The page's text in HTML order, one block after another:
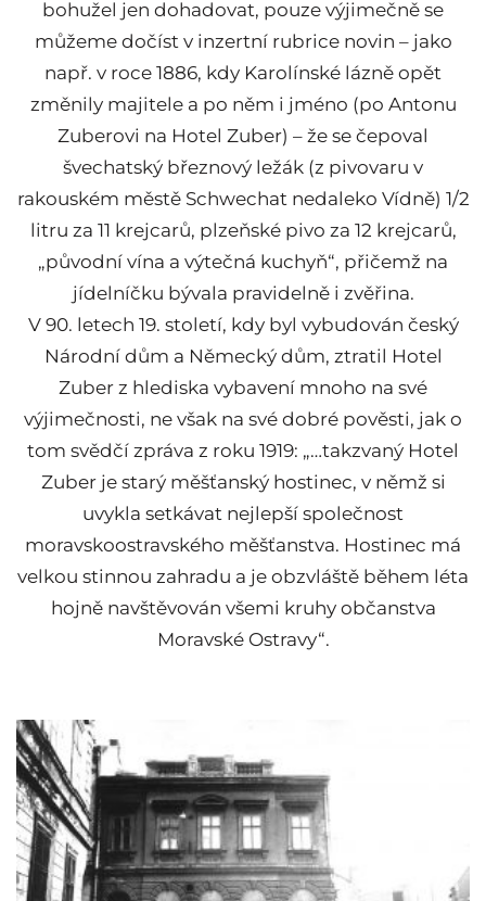
bohužel jen dohadovat, pouze výjimečně se
můžeme dočíst v inzertní rubrice novin – jako
např. v roce 1886, kdy Karolínské lázně opět
změnily majitele a po něm i jméno (po Antonu
Zuberovi na Hotel Zuber) – že se čepoval
švechatský březnový ležák (z pivovaru v
rakouském městě Schwechat nedaleko Vídně) 1/2
litru za 11 krejcarů, plzeňské pivo za 12 krejcarů,
„původní vína a výtečná kuchyň“, přičemž na
jídelníčku bývala pravidelně i zvěřina.
V 90. letech 19. století, kdy byl vybudován český
Národní dům a Německý dům, ztratil Hotel
Zuber z hlediska vybavení mnoho na své
výjimečnosti, ne však na své dobré pověsti, jak o
tom svědčí zpráva z roku 1919: „…takzvaný Hotel
Zuber je starý měšťanský hostinec, v němž si
uvykla setkávat nejlepší společnost
moravskoostravského měšťanstva. Hostinec má
velkou stinnou zahradu a je obzvláště během léta
hojně navštěvován všemi kruhy občanstva
Moravské Ostravy“.